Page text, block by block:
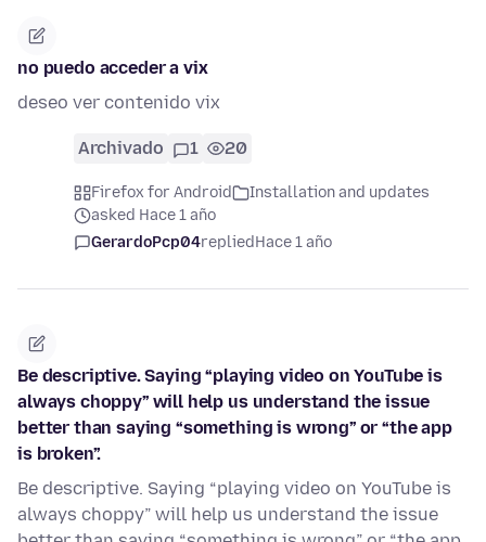
no puedo acceder a vix
deseo ver contenido vix
Archivado 1 20
Firefox for Android
Installation and updates
asked Hace 1 año
GerardoPcp04repliedHace 1 año
Be descriptive. Saying “playing video on YouTube is
always choppy” will help us understand the issue
better than saying “something is wrong” or “the app
is broken”.
Be descriptive. Saying “playing video on YouTube is
always choppy” will help us understand the issue